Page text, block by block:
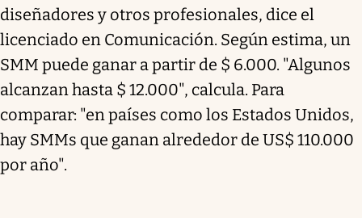
diseñadores y otros profesionales, dice el
licenciado en Comunicación. Según estima, un
SMM puede ganar a partir de $ 6.000. "Algunos
alcanzan hasta $ 12.000", calcula. Para
comparar: "en países como los Estados Unidos,
hay SMMs que ganan alrededor de US$ 110.000
por año".